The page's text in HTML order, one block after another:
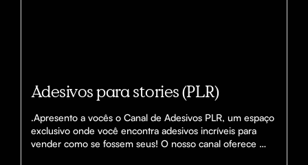
Adesivos para stories (PLR)
.Apresento a vocês o Canal de Adesivos PLR, um espaço
exclusivo onde você encontra adesivos incríveis para
vender como se fossem seus! O nosso canal oferece